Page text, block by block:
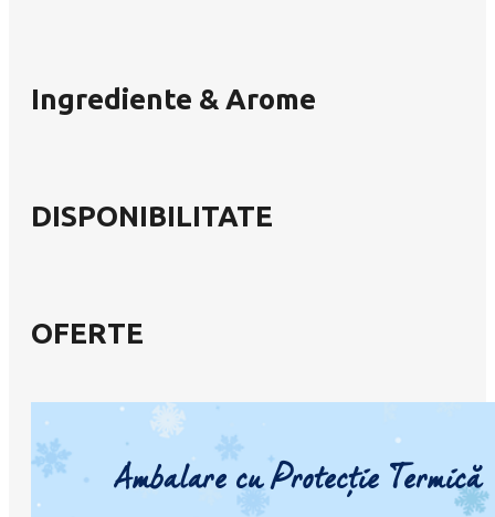
Ingrediente & Arome
DISPONIBILITATE
OFERTE
Ambalare cu Protecție Termică